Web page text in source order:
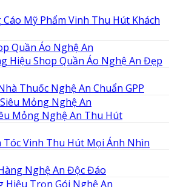
Mỹ Phẩm Vinh Thu Hút Khách
Hiệu Shop Quần Áo Nghệ An Đẹp
Thuốc Nghệ An Chuẩn GPP
Mỏng Nghệ An Thu Hút
Tóc Vinh Thu Hút Mọi Ánh Nhìn
Nghệ An Độc Đáo